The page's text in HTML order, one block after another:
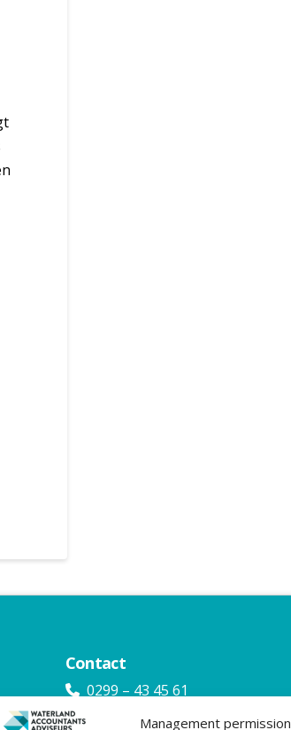
Management permission
Contact
0299 – 43 45 61
info@watacc.nl